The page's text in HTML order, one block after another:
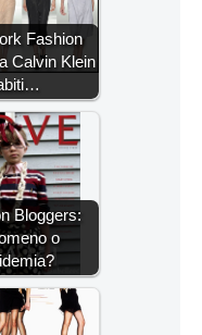
Fashion
Calvin Klein
Bloggers:
o